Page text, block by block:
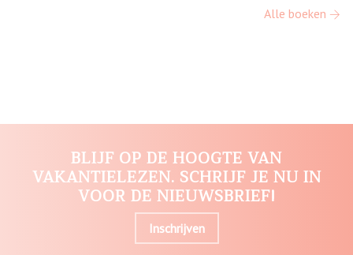
Alle boeken
BLIJF OP DE HOOGTE VAN
VAKANTIELEZEN. SCHRIJF JE NU IN
VOOR DE NIEUWSBRIEF!
Inschrijven